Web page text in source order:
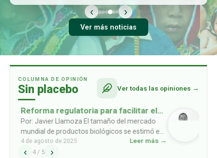
‹ ›
Ver más noticias
COLUMNA DE OPINIÓN
Sin placebo Ver todas las opiniones →
Reforma regulatoria para facilitar el
acceso a biosimilares
Por: Javier Llamoza El tamaño del mercado
mundial de productos biológicos se estimó en
USD 461mil millones en 2022, y se prevé que
alcance los USD 1009 mil millones para 2030.
4 de agosto de 2025 Leer más →
‹ 4 / 5 ›